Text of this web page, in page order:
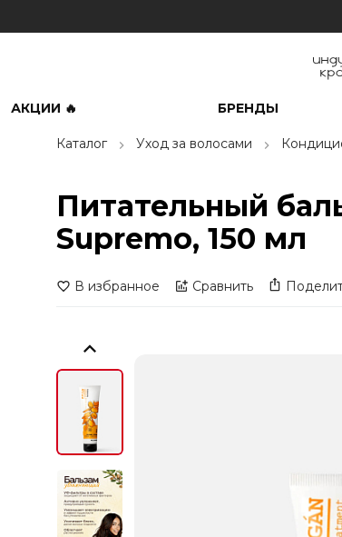
АКЦИИ 🔥 БРЕНДЫ
Каталог Уход за волосами
Питательный
Supremo, 150 мл
В избранное Сравнить